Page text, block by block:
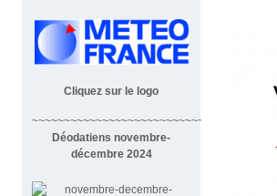
Cliquez sur le logo
~~~~~~~~~~~~~~~~~~~~~~~~~~~~~~~~~~~~
Déodatiens novembre-
décembre 2024